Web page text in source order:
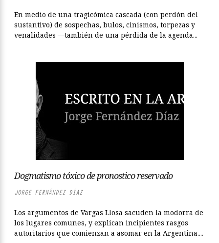
En medio de una tragicómica cascada (con perdón del
sustantivo) de sospechas, bulos, cinismos, torpezas y
venalidades —también de una pérdida de la agenda...
Dogmatismo tóxico de pronostico reservado
JORGE FERNÁNDEZ DÍAZ
Los argumentos de Vargas Llosa sacuden la modorra de
los lugares comunes, y explican incipientes rasgos
autoritarios que comienzan a asomar en la Argentina....